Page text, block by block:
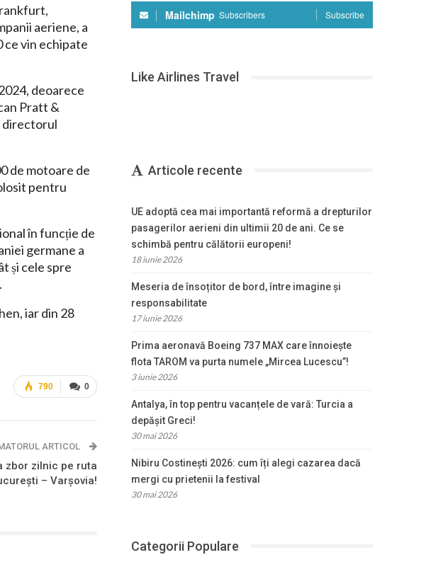
aeriene, a
ce vin echipate
deoarece
Pratt &
directorul
de motoare de
pentru
în funcție de
germane a
și cele spre
iar din 28
0
790
ARTICOL
zbor zilnic pe ruta
– Varșovia!
Mailchimp Subscribers Subscribe
Like Airlines Travel
Articole recente
UE adoptă cea mai importantă reformă a drepturilor
pasagerilor aerieni din ultimii 20 de ani. Ce se
schimbă pentru călătorii europeni!
18 iunie 2026
Meseria de însoțitor de bord, între imagine și
responsabilitate
17 iunie 2026
Prima aeronavă Boeing 737 MAX care înnoiește
flota TAROM va purta numele „Mircea Lucescu”!
3 iunie 2026
Antalya, în top pentru vacanțele de vară: Turcia a
depășit Greci!
30 mai 2026
Nibiru Costinești 2026: cum îți alegi cazarea dacă
mergi cu prietenii la festival
30 mai 2026
Categorii Populare